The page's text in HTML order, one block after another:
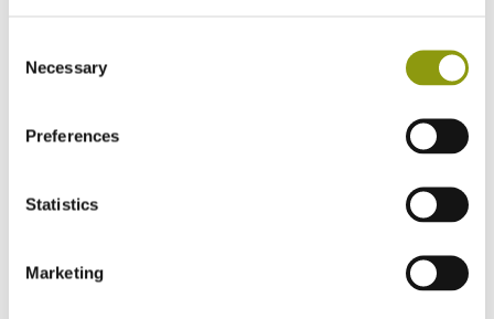
Selection
Necessary
Preferences
Statistics
Marketing